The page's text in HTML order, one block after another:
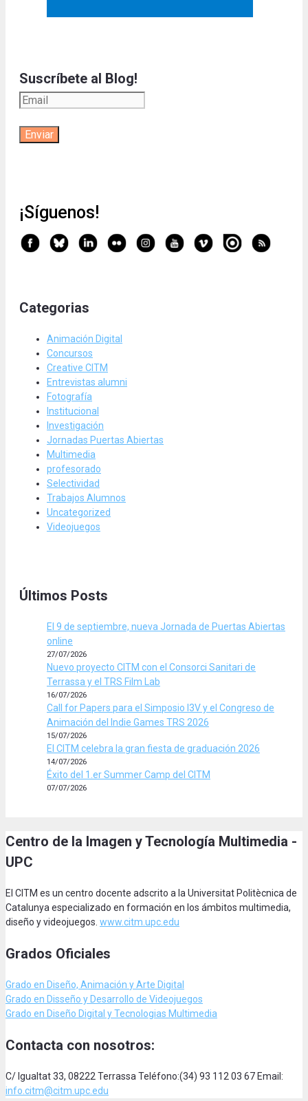
Suscríbete al Blog!
¡Síguenos!
Categorias
Animación Digital
Concursos
Creative CITM
Entrevistas alumni
Fotografía
Institucional
Investigación
Jornadas Puertas Abiertas
Multimedia
profesorado
Selectividad
Trabajos Alumnos
Uncategorized
Videojuegos
Últimos Posts
El 9 de septiembre, nueva Jornada de Puertas Abiertas
online
27/07/2026
Nuevo proyecto CITM con el Consorci Sanitari de
Terrassa y el TRS Film Lab
16/07/2026
Call for Papers para el Simposio I3V y el Congreso de
Animación del Indie Games TRS 2026
15/07/2026
El CITM celebra la gran fiesta de graduación 2026
14/07/2026
Éxito del 1.er Summer Camp del CITM
07/07/2026
Centro de la Imagen y Tecnología Multimedia -
UPC
El CITM es un centro docente adscrito a la Universitat Politècnica de
Catalunya especializado en formación en los ámbitos multimedia,
diseño y videojuegos. www.citm.upc.edu
Grados Oficiales
Grado en Diseño, Animación y Arte Digital
Grado en Disseño y Desarrollo de Videojuegos
Grado en Diseño Digital y Tecnologias Multimedia
Contacta con nosotros:
C/ Igualtat 33, 08222 Terrassa Teléfono:(34) 93 112 03 67 Email:
info.citm@citm.upc.edu